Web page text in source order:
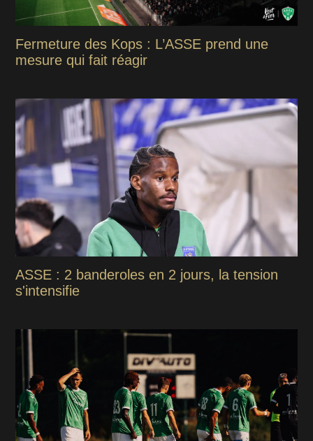
Fermeture des Kops : L’ASSE prend une
mesure qui fait réagir
ASSE : 2 banderoles en 2 jours, la tension
s'intensifie